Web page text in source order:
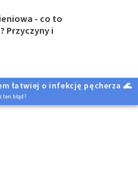
- co to
Przyczyny i
łatwiej o infekcję pęcherza 🌊
ten błąd?